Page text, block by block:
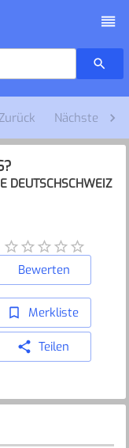
Zurück Nächste
DEUTSCHSCHWEIZ
Bewerten
Merkliste
Teilen